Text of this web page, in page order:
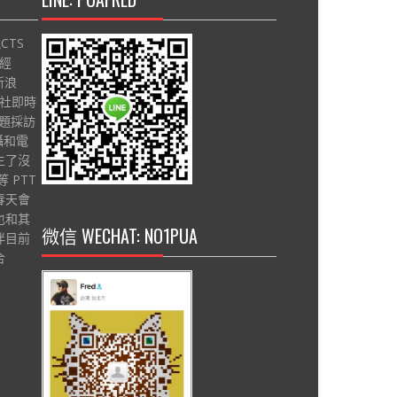
浪
即時
採訪
電
了沒
PTT
天會
和其
目前
微信 WECHAT: NO1PUA